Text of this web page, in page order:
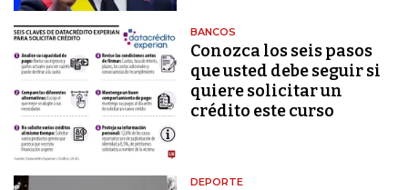
BANCOS
Conozca los seis pasos
que usted debe seguir si
quiere solicitar un
crédito este curso
DEPORTE